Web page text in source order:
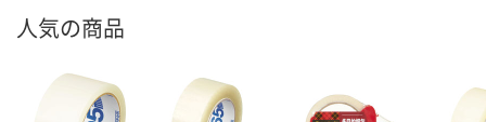
人気の商品